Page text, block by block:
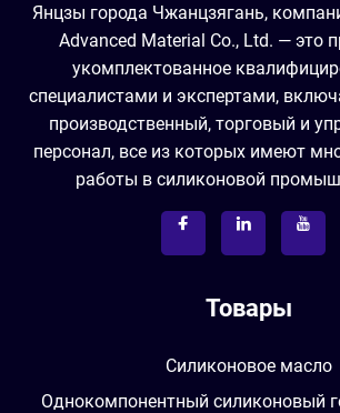
Янцзы города Чжанцзягань,
Advanced Material Co., Ltd. — это
укомплектованное
специалистами и экспертами,
производственный, торговый и
персонал, все из которых имеют
работы в силиконовой
Товары
Силиконовое масло
Однокомпонентный силиконовый